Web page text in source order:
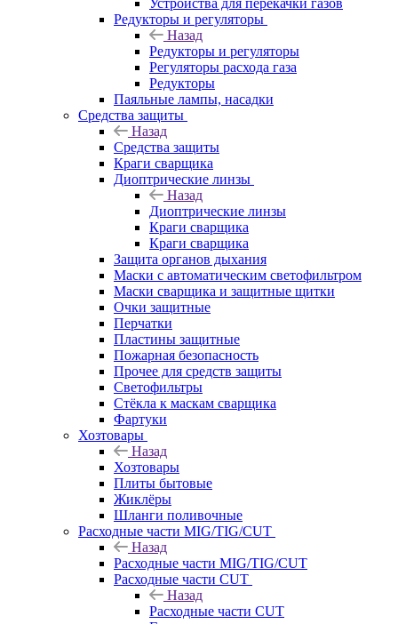
Устройства для перекачки газов
Редукторы и регуляторы
Назад
Редукторы и регуляторы
Регуляторы расхода газа
Редукторы
Паяльные лампы, насадки
Средства защиты
Назад
Средства защиты
Краги сварщика
Диоптрические линзы
Назад
Диоптрические линзы
Краги сварщика
Краги сварщика
Защита органов дыхания
Маски с автоматическим светофильтром
Маски сварщика и защитные щитки
Очки защитные
Перчатки
Пластины защитные
Пожарная безопасность
Прочее для средств защиты
Светофильтры
Стёкла к маскам сварщика
Фартуки
Хозтовары
Назад
Хозтовары
Плиты бытовые
Жиклёры
Шланги поливочные
Расходные части MIG/TIG/CUT
Назад
Расходные части MIG/TIG/CUT
Расходные части CUT
Назад
Расходные части CUT